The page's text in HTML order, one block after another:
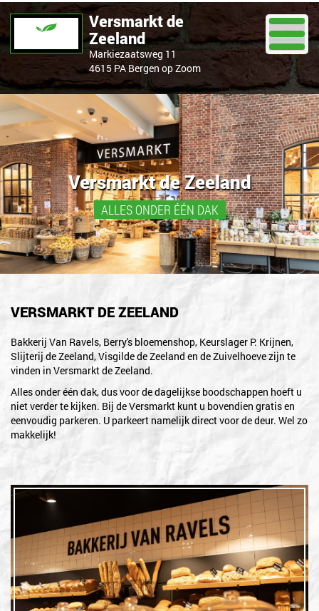
Versmarkt de
Zeeland
Markiezaatsweg 11
4615 PA Bergen op Zoom
Versmarkt de Zeeland
ALLES ONDER ÉÉN DAK
VERSMARKT DE ZEELAND
Bakkerij Van Ravels, Berry's bloemenshop, Keurslager P. Krijnen,
Slijterij de Zeeland, Visgilde de Zeeland en de Zuivelhoeve zijn te
vinden in Versmarkt de Zeeland.
Alles onder één dak, dus voor de dagelijkse boodschappen hoeft u
niet verder te kijken. Bij de Versmarkt kunt u bovendien gratis en
eenvoudig parkeren. U parkeert namelijk direct voor de deur. Wel zo
makkelijk!